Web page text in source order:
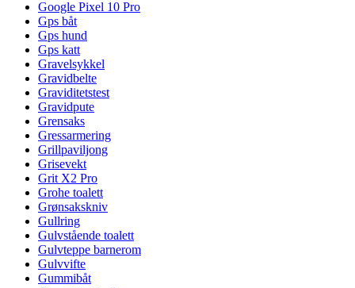
Google Pixel 10 Pro
Gps båt
Gps hund
Gps katt
Gravelsykkel
Gravidbelte
Graviditetstest
Gravidpute
Grensaks
Gressarmering
Grillpaviljong
Grisevekt
Grit X2 Pro
Grohe toalett
Grønsakskniv
Gullring
Gulvstående toalett
Gulvteppe barnerom
Gulvvifte
Gummibåt